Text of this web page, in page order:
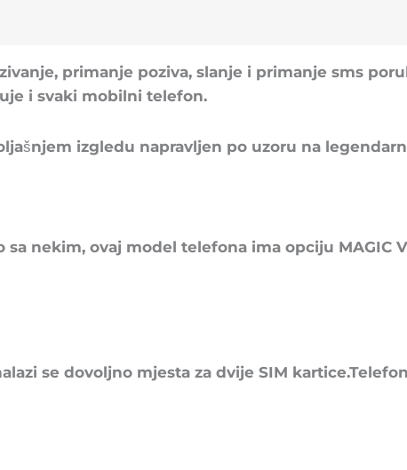
primanje poziva, slanje i primanje sms
i svaki mobilni telefon.
izgledu napravljen po uzoru na
nekim, ovaj model telefona ima opciju MAGIC
se dovoljno mjesta za dvije SIM